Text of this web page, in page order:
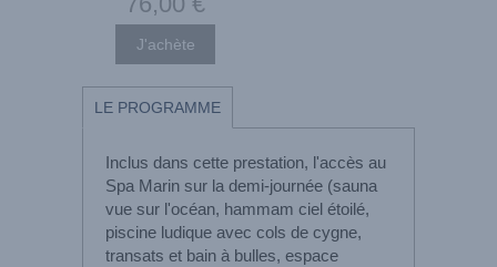
LE PROGRAMME
Inclus dans cette prestation, l'accès au
Spa Marin sur la demi-journée (sauna
vue sur l'océan, hammam ciel étoilé,
piscine ludique avec cols de cygne,
transats et bain à bulles, espace